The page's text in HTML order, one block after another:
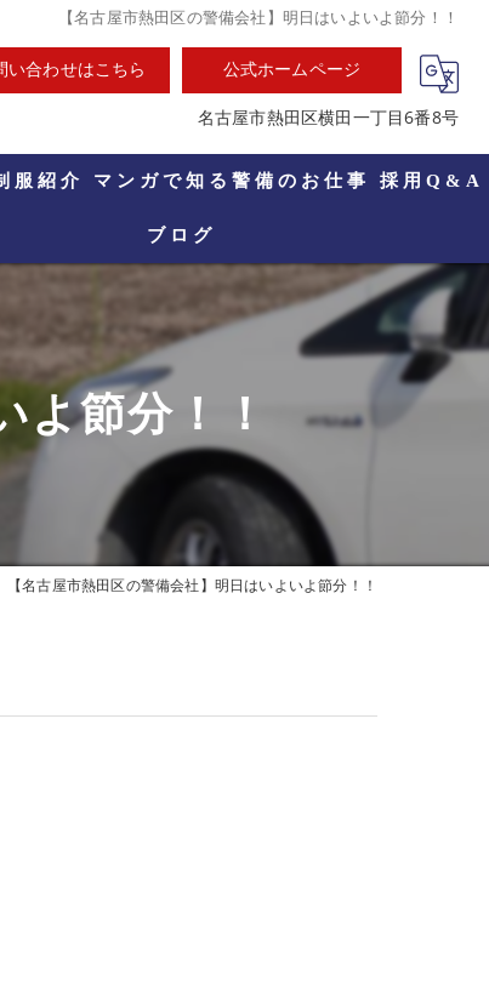
【名古屋市熱田区の警備会社】明日はいよいよ節分！！
い合わせはこちら 公式ホームページ
名古屋市熱田区横田一丁目6番8号
服紹介 マンガで知る警備のお仕事 採用Q&A
ブログ
よ節分！！
【名古屋市熱田区の警備会社】明日はいよいよ節分！！